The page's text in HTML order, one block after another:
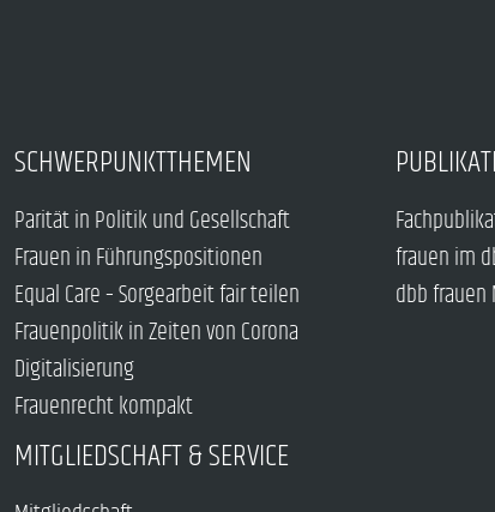
SCHWERPUNKTTHEMEN
Parität in Politik und Gesellschaft
Frauen in Führungspositionen
Equal Care – Sorgearbeit fair teilen
Frauenpolitik in Zeiten von Corona
Digitalisierung
Frauenrecht kompakt
frauen im
dbb
MITGLIEDSCHAFT & SERVICE